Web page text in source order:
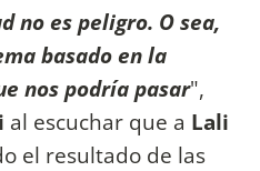
no es peligro. O sea,
basado en la
nos podría pasar",
al escuchar que a Lali
el resultado de las